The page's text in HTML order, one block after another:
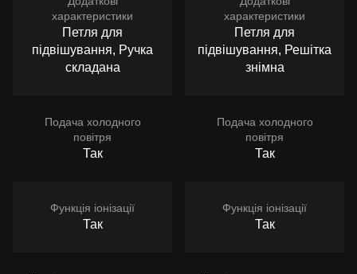
характеристики
Петля для
підвішування, Ручка
складана
Подача холодного
повітря
Так
Функція іонізації
Так
характеристики
Петля для
підвішування, Решітка
знімна
Подача холодного
повітря
Так
Функція іонізації
Так